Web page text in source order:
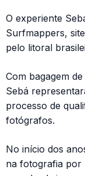
O experiente
Surfmappers,
pelo litoral
Com bagagem
Sebá
processo de
fotógrafos.
No início dos
na fotografia por